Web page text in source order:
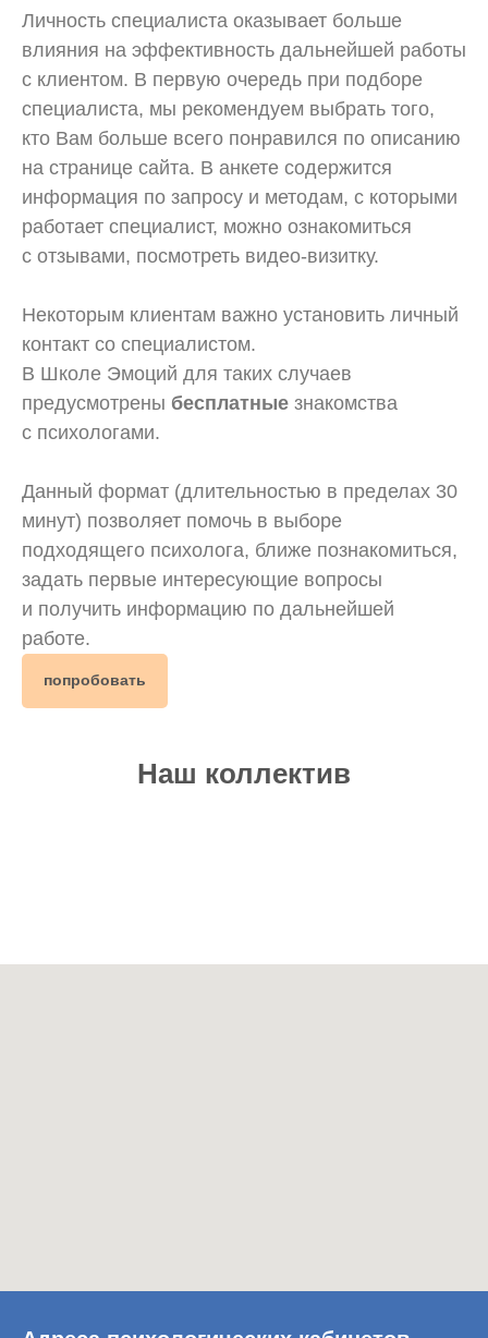
Личность специалиста оказывает больше
влияния на эффективность дальнейшей работы
с клиентом. В первую очередь при подборе
специалиста, мы рекомендуем выбрать того,
кто Вам больше всего понравился по описанию
на странице сайта. В анкете содержится
информация по запросу и методам, с которыми
работает специалист, можно ознакомиться
с отзывами, посмотреть видео-визитку.
Некоторым клиентам важно установить личный
контакт со специалистом.
В Школе Эмоций для таких случаев
предусмотрены бесплатные знакомства
с психологами.
Данный формат (длительностью в пределах 30
минут) позволяет помочь в выборе
подходящего психолога, ближе познакомиться,
задать первые интересующие вопросы
и получить информацию по дальнейшей
работе.
попробовать
Наш коллектив